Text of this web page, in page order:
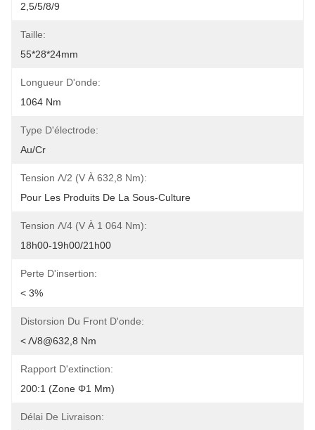
2,5/5/8/9
Taille:
55*28*24mm
Longueur D'onde:
1064 Nm
Type D'électrode:
Au/Cr
Tension Λ/2 (V À 632,8 Nm):
Pour Les Produits De La Sous-Culture
Tension Λ/4 (V À 1 064 Nm):
18h00-19h00/21h00
Perte D'insertion:
< 3%
Distorsion Du Front D'onde:
< Λ/8@632,8 Nm
Rapport D'extinction:
200:1 (zone Φ1 Mm)
Délai De Livraison: